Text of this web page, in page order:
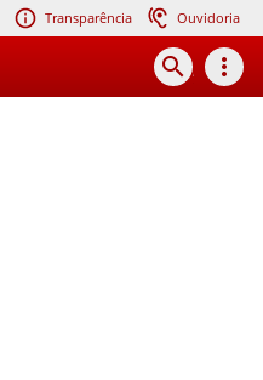
Transparência Ouvidoria
search more_vert